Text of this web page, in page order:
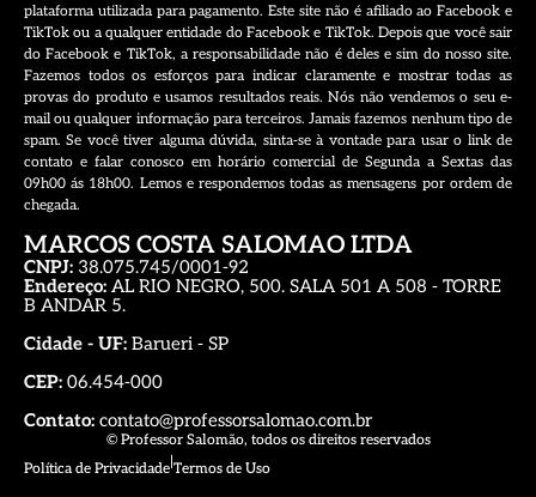
plataforma utilizada para pagamento. Este site não é afiliado ao Facebook e
TikTok ou a qualquer entidade do Facebook e TikTok. Depois que você sair
do Facebook e TikTok, a responsabilidade não é deles e sim do nosso site.
Fazemos todos os esforços para indicar claramente e mostrar todas as
provas do produto e usamos resultados reais. Nós não vendemos o seu e-
mail ou qualquer informação para terceiros. Jamais fazemos nenhum tipo de
spam. Se você tiver alguma dúvida, sinta-se à vontade para usar o link de
contato e falar conosco em horário comercial de Segunda a Sextas das
09h00 ás 18h00. Lemos e respondemos todas as mensagens por ordem de
chegada.
MARCOS COSTA SALOMAO LTDA
CNPJ: 38.075.745/0001-92
Endereço: AL RIO NEGRO, 500. SALA 501 A 508 - TORRE
B ANDAR 5.
Cidade - UF: Barueri - SP
CEP: 06.454-000
Contato: contato@professorsalomao.com.br
© Professor Salomão, todos os direitos reservados
Política de Privacidade Termos de Uso